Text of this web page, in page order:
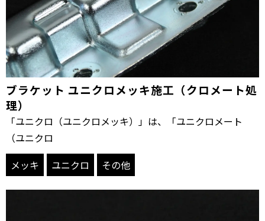
ブラケット ユニクロメッキ施工（クロメート処
理）
「ユニクロ（ユニクロメッキ）」は、「ユニクロメート
（ユニクロ
メッキ
ユニクロ その他